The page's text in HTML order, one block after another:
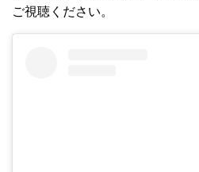
ご視聴ください。